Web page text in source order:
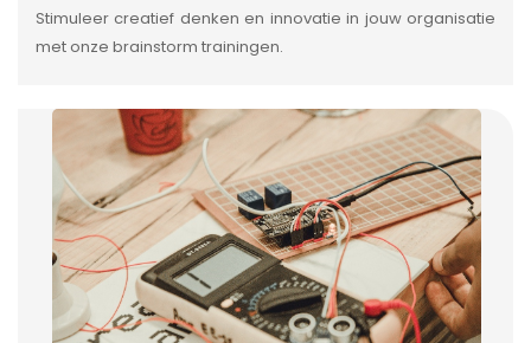
Stimuleer creatief denken en innovatie in jouw organisatie
met onze brainstorm trainingen.